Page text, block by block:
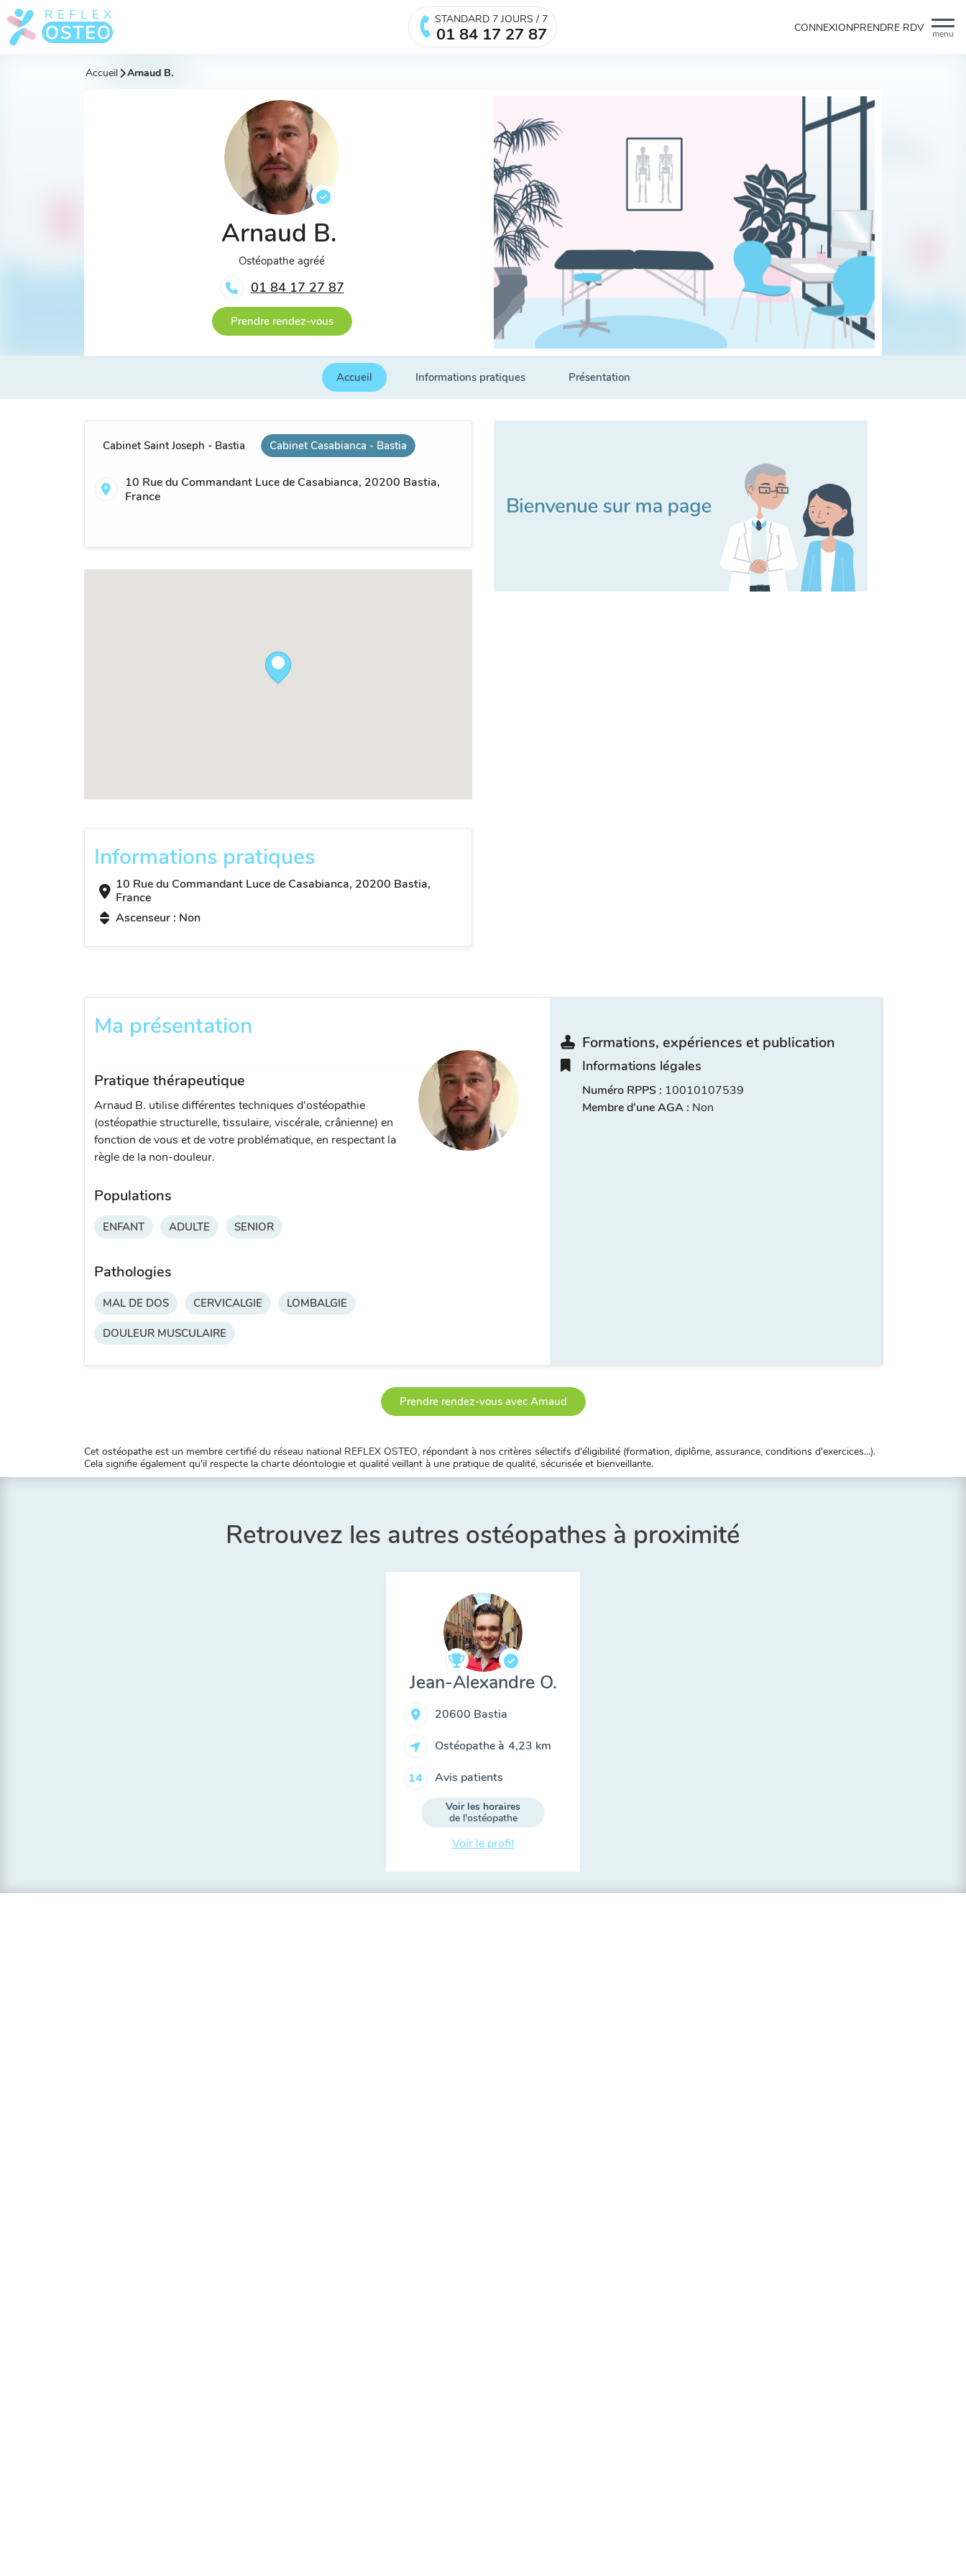
menu
STANDARD 7 JOURS / 7
01 84 17 27 87 CONNEXIONPRENDRE RDV
Accueil Arnaud B.
Arnaud B.
Ostéopathe agréé
01 84 17 27 87
Prendre rendez-vous
Accueil Informations pratiques Présentation
Cabinet Saint Joseph - Bastia Cabinet Casabianca - Bastia
10 Rue du Commandant Luce de Casabianca, 20200 Bastia,
France
Informations pratiques
10 Rue du Commandant Luce de Casabianca, 20200 Bastia,
France
Ascenseur : Non
Ma présentation
Pratique thérapeutique
Arnaud B. utilise différentes techniques d'ostéopathie
(ostéopathie structurelle, tissulaire, viscérale, crânienne) en
fonction de vous et de votre problématique, en respectant la
règle de la non-douleur.
Populations
ENFANT ADULTE SENIOR
Pathologies
MAL DE DOS CERVICALGIE LOMBALGIE
DOULEUR MUSCULAIRE
Formations, expériences et publication
Informations légales
Numéro RPPS : 10010107539
Membre d'une AGA : Non
Prendre rendez-vous avec Arnaud
Cet ostéopathe est un membre certifié du réseau national REFLEX OSTEO, répondant à nos critères sélectifs d'éligibilité (formation, diplôme, assurance, conditions d'exercices...).
Cela signifie également qu'il respecte la charte déontologie et qualité veillant à une pratique de qualité, sécurisée et bienveillante.
Retrouvez les autres ostéopathes à proximité
Jean-Alexandre O.
20600 Bastia
Ostéopathe à 4,23 km
14 Avis patients
Voir les horaires
de l'ostéopathe
Voir le profil